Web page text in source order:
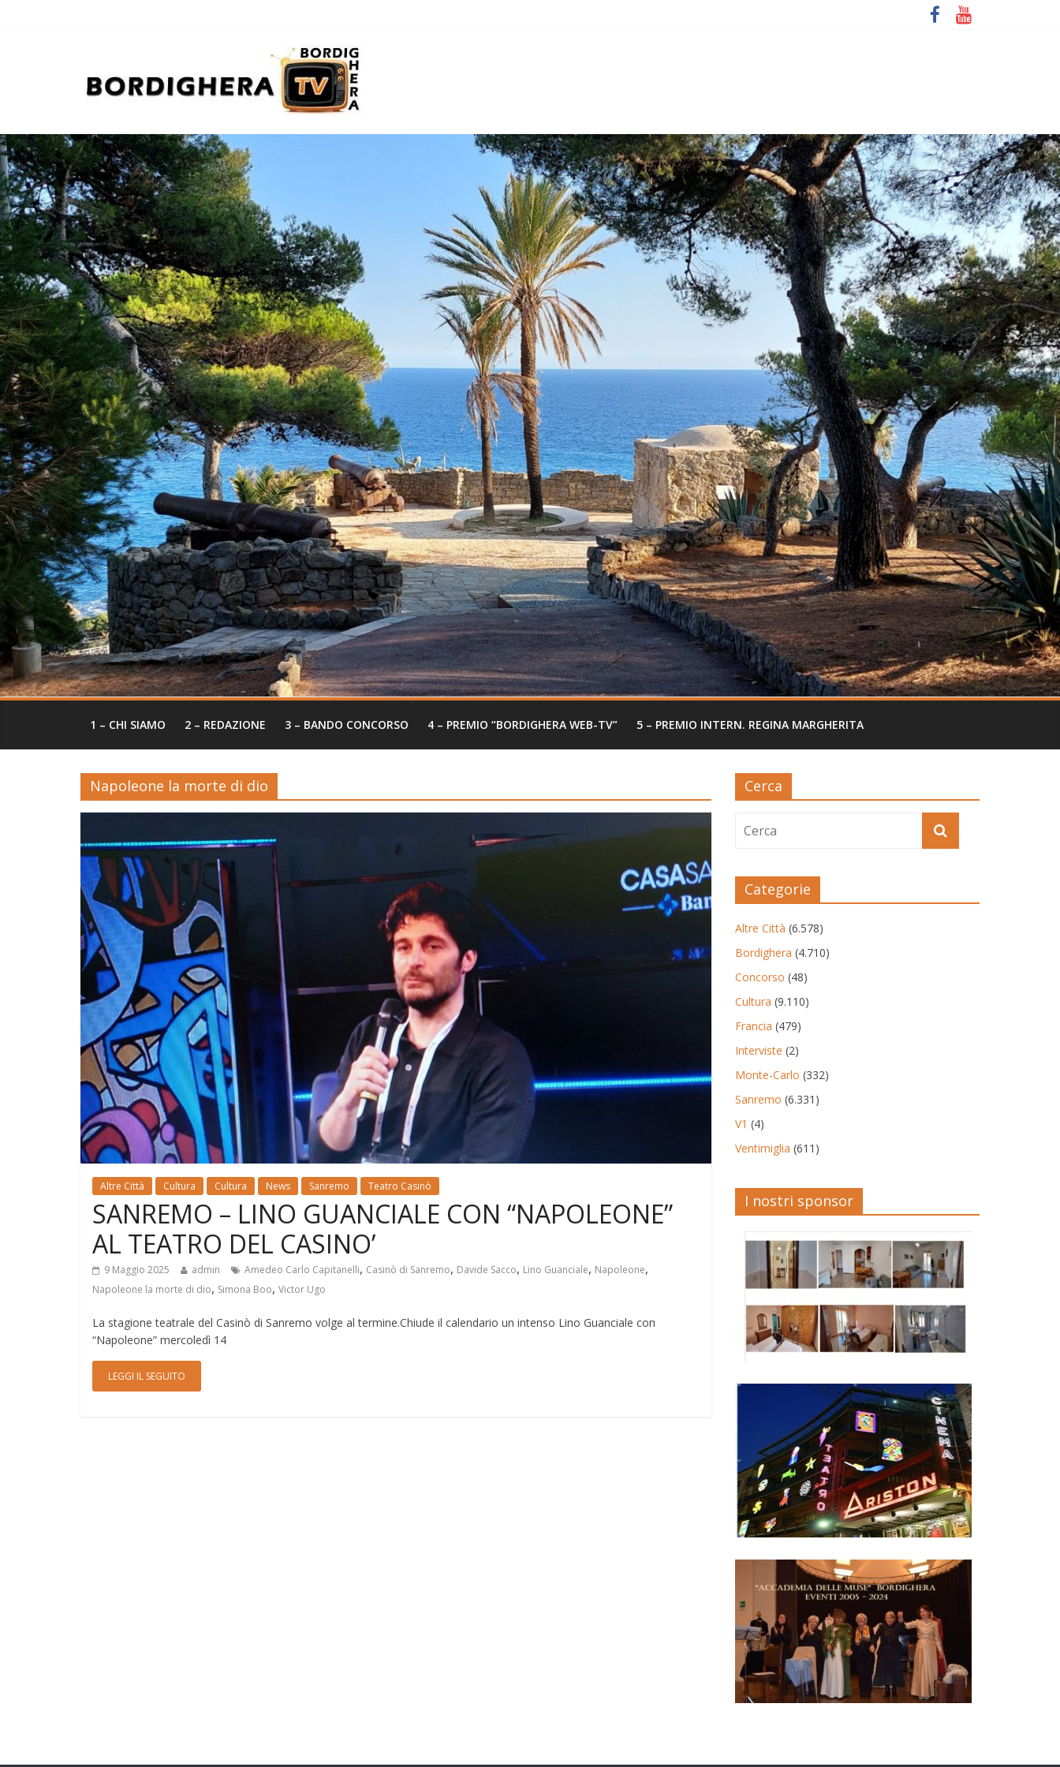
1 – CHI SIAMO 2 – REDAZIONE 3 – BANDO CONCORSO 4 – PREMIO “BORDIGHERA WEB-TV” 5 – PREMIO INTERN. REGINA MARGHERITA
Napoleone la morte di dio
Altre Città Cultura Cultura News Sanremo Teatro Casinò
SANREMO – LINO GUANCIALE CON “NAPOLEONE”
AL TEATRO DEL CASINO’
9 Maggio 2025 admin Amedeo Carlo Capitanelli, Casinò di Sanremo, Davide Sacco, Lino Guanciale, Napoleone,
Napoleone la morte di dio, Simona Boo, Victor Ugo
La stagione teatrale del Casinò di Sanremo volge al termine.Chiude il calendario un intenso Lino Guanciale con
“Napoleone” mercoledì 14
LEGGI IL SEGUITO
Cerca
Categorie
Altre Città (6.578)
Bordighera (4.710)
Concorso (48)
Cultura (9.110)
Francia (479)
Interviste (2)
Monte-Carlo (332)
Sanremo (6.331)
V1 (4)
Ventimiglia (611)
I nostri sponsor